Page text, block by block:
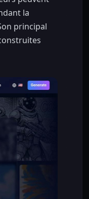
la
principal